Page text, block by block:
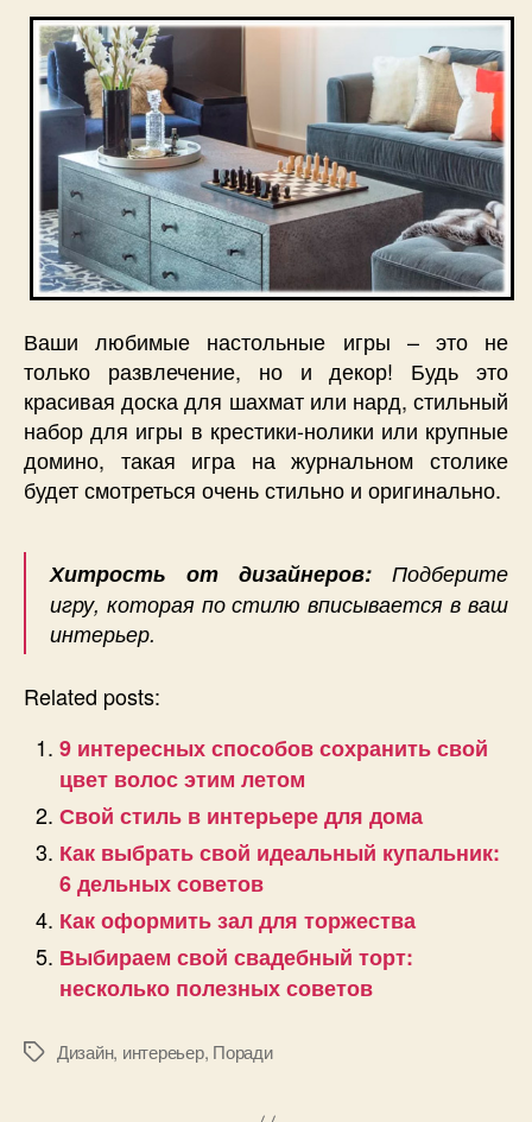
Ваши любимые настольные игры – это не
только развлечение, но и декор! Будь это
красивая доска для шахмат или нард, стильный
набор для игры в крестики-нолики или крупные
домино, такая игра на журнальном столике
будет смотреться очень стильно и оригинально.
Хитрость от дизайнеров: Подберите
игру, которая по стилю вписывается в ваш
интерьер.
Related posts:
9 интересных способов сохранить свой
цвет волос этим летом
Свой стиль в интерьере для дома
Как выбрать свой идеальный купальник:
6 дельных советов
Как оформить зал для торжества
Выбираем свой свадебный торт:
несколько полезных советов
Позначки
Дизайн, интереьер, Поради